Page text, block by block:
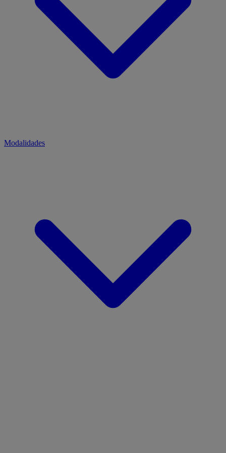
Modalidades